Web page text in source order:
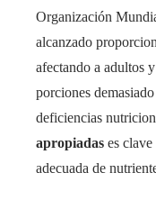
Organización
alcanzado
afectando a adultos
porciones
deficiencias
apropiadas es clave
adecuada de